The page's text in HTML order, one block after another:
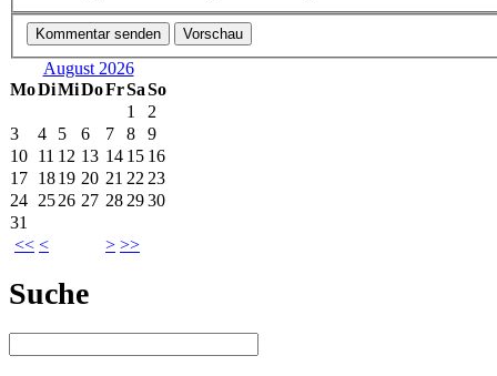
August 2026
MoDiMiDoFrSaSo
<< < > >>
1
2
3
4 5 6 7 8
9
10 11 12 13 14 15 16
17 1819 20 21 22 23
24 2526 27 28 2930
31
Suche